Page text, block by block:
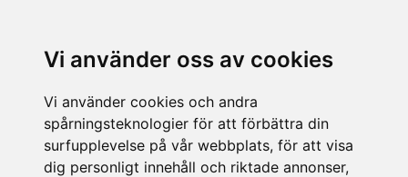
Vi använder oss av cookies
Vi använder cookies och andra
spårningsteknologier för att förbättra din
surfupplevelse på vår webbplats, för att visa
dig personligt innehåll och riktade annonser,